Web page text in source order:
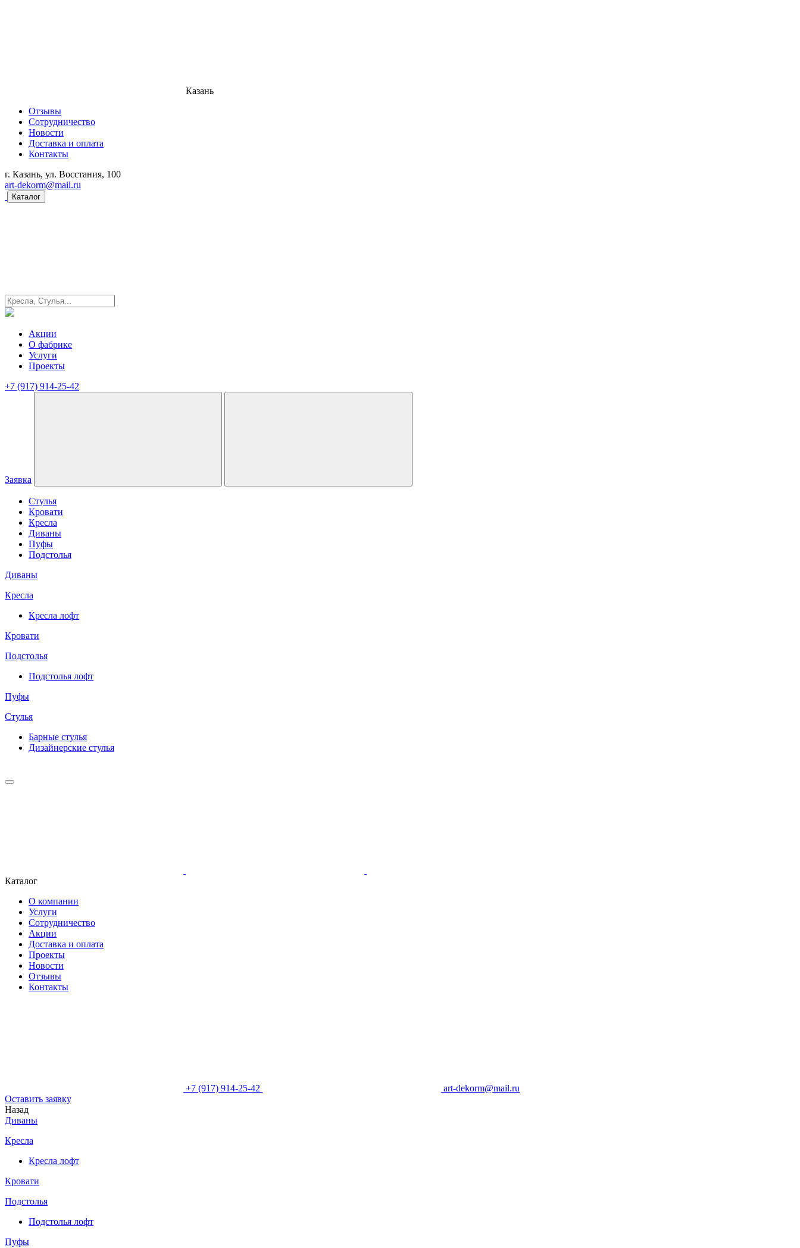
Казань
Отзывы
Сотрудничество
Новости
Доставка и оплата
Контакты
г. Казань, ул. Восстания, 100
art-dekorm@mail.ru
Каталог
Акции
О фабрике
Услуги
Проекты
+7 (917) 914-25-42
Заявка
Стулья
Кровати
Кресла
Диваны
Пуфы
Подстолья
Диваны
Кресла
Кресла лофт
Кровати
Подстолья
Подстолья лофт
Пуфы
Стулья
Барные cтулья
Дизайнерские cтулья
Каталог
О компании
Услуги
Сотрудничество
Акции
Доставка и оплата
Проекты
Новости
Отзывы
Контакты
+7 (917) 914-25-42
art-dekorm@mail.ru
Оставить заявку
Назад
Диваны
Кресла
Кресла лофт
Кровати
Подстолья
Подстолья лофт
Пуфы